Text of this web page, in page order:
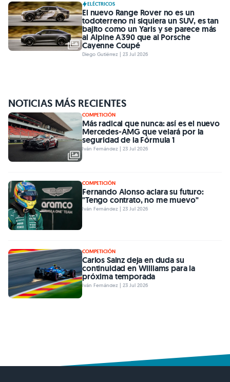
ELÉCTRICOS
El nuevo Range Rover no es un
todoterreno ni siquiera un SUV, es tan
bajito como un Yaris y se parece más
al Alpine A390 que al Porsche
Cayenne Coupé
Diego Gutiérrez | 23 Jul 2026
NOTICIAS MÁS RECIENTES
COMPETICIÓN
Más radical que nunca: así es el nuevo
Mercedes-AMG que velará por la
seguridad de la Fórmula 1
Iván Fernández | 23 Jul 2026
COMPETICIÓN
Fernando Alonso aclara su futuro:
"Tengo contrato, no me muevo"
Iván Fernández | 23 Jul 2026
COMPETICIÓN
Carlos Sainz deja en duda su
continuidad en Williams para la
próxima temporada
Iván Fernández | 23 Jul 2026